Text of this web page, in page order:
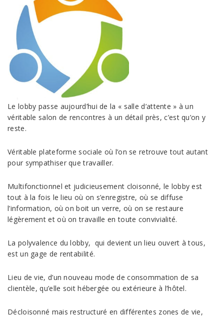
Le lobby passe aujourd’hui de la « salle d’attente » à un
véritable salon de rencontres à un détail près, c’est qu’on y
reste.
Véritable plateforme sociale où l’on se retrouve tout autant
pour sympathiser que travailler.
Multifonctionnel et judicieusement cloisonné, le lobby est
tout à la fois le lieu où on s’enregistre, où se diffuse
l’information, où on boit un verre, où on se restaure
légèrement et où on travaille en toute convivialité.
La polyvalence du lobby, qui devient un lieu ouvert à tous,
est un gage de rentabilité.
Lieu de vie, d’un nouveau mode de consommation de sa
clientèle, qu’elle soit hébergée ou extérieure à l’hôtel.
Décloisonné mais restructuré en différentes zones de vie,